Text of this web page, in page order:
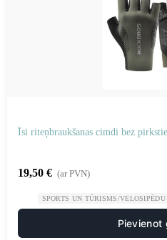
Īsi riteņbraukšanas cimdi bez
19,50 € (ar PVN)
SPORTS UN TŪRISMS/
Pievienot